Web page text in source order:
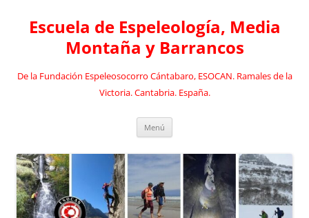
contenido
Escuela de Espeleología, Media
Montaña y Barrancos
De la Fundación Espeleosocorro Cántabaro, ESOCAN. Ramales de la
Victoria. Cantabria. España.
Menú